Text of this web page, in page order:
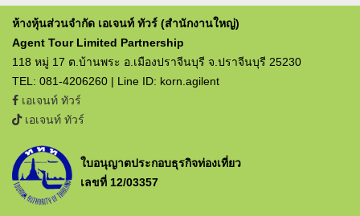
ห้างหุ้นส่วนจำกัด เอเจนท์ ทัวร์ (สำนักงานใหญ่)
Agent Tour Limited Partnership
118 หมู่ 17 ต.บ้านพระ อ.เมืองปราจีนบุรี จ.ปราจีนบุรี 25230
TEL: 081-4206260 | Line ID: korn.agilent
เอเจนท์ ทัวร์
เอเจนท์ ทัวร์
ใบอนุญาตประกอบธุรกิจท่องเที่ยว
เลขที่ 12/03357